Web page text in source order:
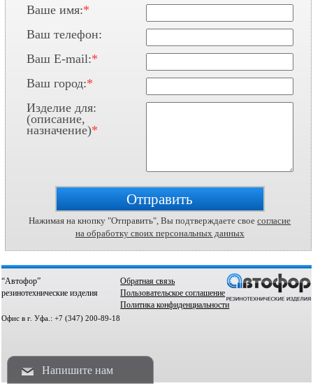
Ваше имя:*
Ваш телефон:
Ваш E-mail:*
Ваш город:*
Изделие для:
(описание,
назначение)*
Нажимая на кнопку "Отправить", Вы подтверждаете своесогласие
на обработку своих персональных данных
“Автофор”
резинотехнические изделия
Офис в г. Уфа.: +7 (347) 200-89-18
Обратная связь
Пользовательское соглашение
Политика конфиденциальности
Напишите нам
Нажимая